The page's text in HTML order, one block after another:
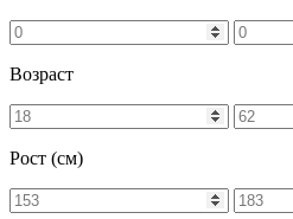
Возраст
Рост (см)